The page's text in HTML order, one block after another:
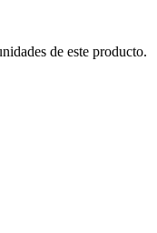
de este producto.